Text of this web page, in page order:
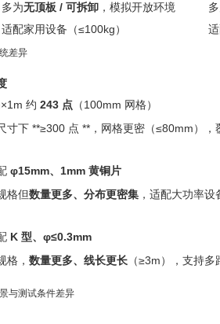
多为无顶板 / 可拆卸 ，模拟开放环境
适配家用设备（≤100kg）
差异
约 243 点 （100mm 网格）
寸下 **≥300 点 **，网格更密（≤80mm），
φ15mm、1mm 黄铜片
格但数量更多、分布更密集 ，适配大功率设
K 型、φ≤0.3mm
格， 数量更多、线长更长 （≥3m），支持
与测试条件差异